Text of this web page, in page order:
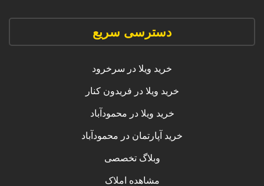
دسترسی سریع
خرید ویلا در سرخرود
خرید ویلا در فریدون کنار
خرید ویلا در محمودآباد
خرید آپارتمان در محمودآباد
وبلاگ تخصصی
مشاهده املاک